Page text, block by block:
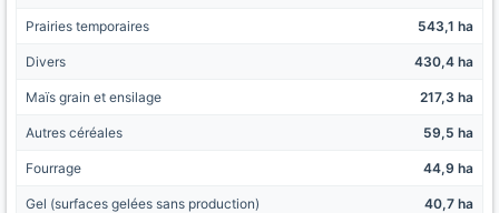
Prairies temporaires 543,1 ha
Divers 430,4 ha
Maïs grain et ensilage 217,3 ha
Autres céréales 59,5 ha
Fourrage 44,9 ha
Gel (surfaces gelées sans production) 40,7 ha